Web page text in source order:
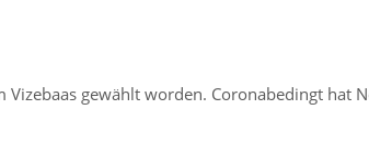
gewählt worden. Coronabedingt hat